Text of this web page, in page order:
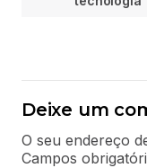
Deixe um
O seu endereço
Campos